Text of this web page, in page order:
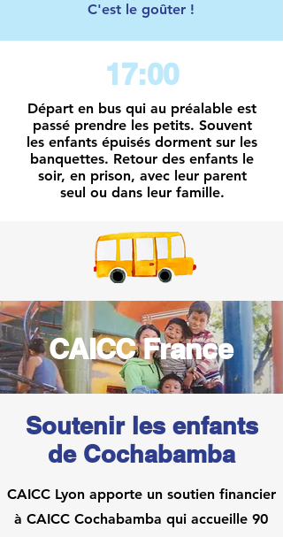
C'est le goûter !
17:00
Départ en bus qui au préalable est
passé prendre les petits. Souvent
les enfants épuisés dorment sur les
banquettes. Retour des enfants le
soir, en prison, avec leur parent
seul ou dans leur famille.
CAICC France
Soutenir les enfants
de Cochabamba
CAICC Lyon apporte un soutien financier
à CAICC Cochabamba qui accueille 90